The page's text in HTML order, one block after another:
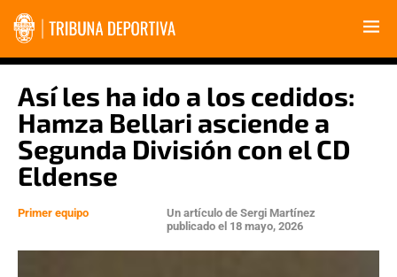
Así les ha ido a los cedidos:
Hamza Bellari asciende a
Segunda División con el CD
Eldense
Primer equipo Un artículo de Sergi Martínez
publicado el 18 mayo, 2026